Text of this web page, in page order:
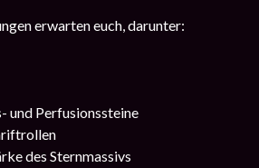
erwarten euch, darunter:
und Perfusionssteine
des Sternmassivs